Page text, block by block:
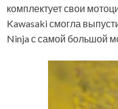
комплектует свои
Kawasaki смогла
Ninja с самой большой